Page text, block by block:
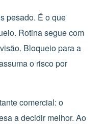
pesado. É o que
Rotina segue com
Bloqueio para a
o risco por
comercial: o
a decidir melhor. Ao